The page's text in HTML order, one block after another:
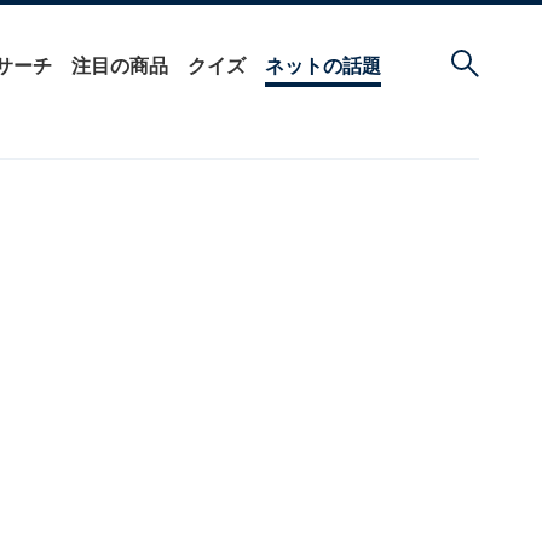
ーチ 注目の商品 クイズ ネットの話題